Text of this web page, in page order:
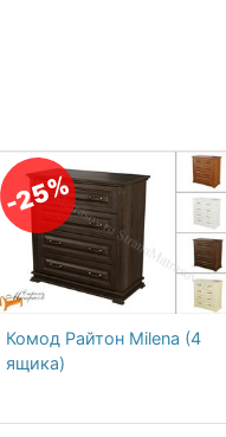
-25%
Комод Райтон Milena (4
ящика)